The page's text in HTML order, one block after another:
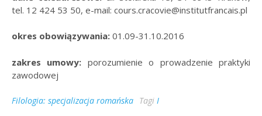
tel. 12 424 53 50, e-mail: cours.cracovie@institutfrancais.pl
okres obowiązywania: 01.09-31.10.2016
zakres umowy: porozumienie o prowadzenie praktyki
zawodowej
Filologia: specjalizacja romańska Tagi I